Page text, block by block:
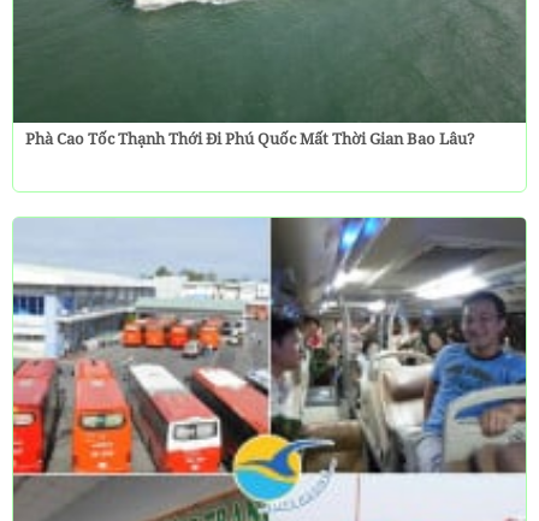
Phà Cao Tốc Thạnh Thới Đi Phú Quốc Mất Thời Gian Bao Lâu?